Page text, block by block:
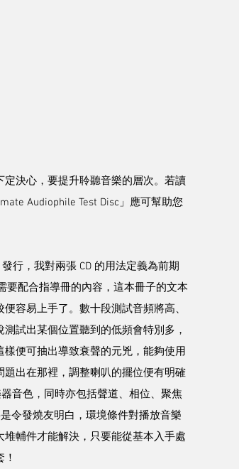
決心，要提升聆聽音樂的層次。若讀
Audiophile Test Disc」應可幫助您
行，我對兩張 CD 的用法定義為前期
要配合指導冊的內容，這本冊子的文本
容易上手了。數十段測試音頻將高、
試出某個位置聽到的低頻會特別多，
便可抽出導致衰聲的元兇，能夠使用
出在那裡，調整喇叭的擺位便有明確
音色，同時亦包括聲道、相位、聚焦
令發燒友明白，環境條件對播放音樂
輔件才能解決，只要能從基本入手處